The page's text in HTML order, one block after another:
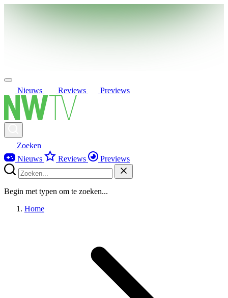
Nieuws Reviews Previews
Zoeken
Nieuws
Reviews Previews
Begin met typen om te zoeken...
Home